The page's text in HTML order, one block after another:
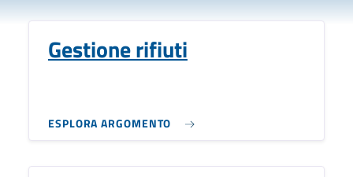
Gestione rifiuti
ESPLORA ARGOMENTO